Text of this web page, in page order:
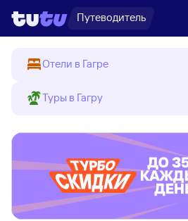
Путеводитель
Отели в Гагре
Туры в Гагру